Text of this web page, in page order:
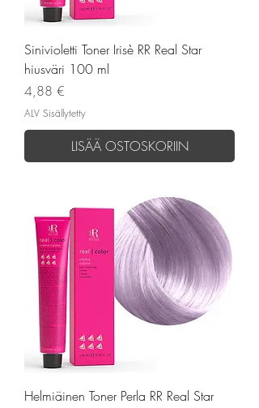
Sinivioletti Toner Irisè RR Real Star
hiusväri 100 ml
Hinta
4,88 €
ALV Sisällytetty
LISÄÄ OSTOSKORIIN
Helmiäinen Toner Perla RR Real Star